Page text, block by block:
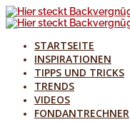
STARTSEITE
INSPIRATIONEN
TIPPS UND TRICKS
TRENDS
VIDEOS
FONDANTRECHNER